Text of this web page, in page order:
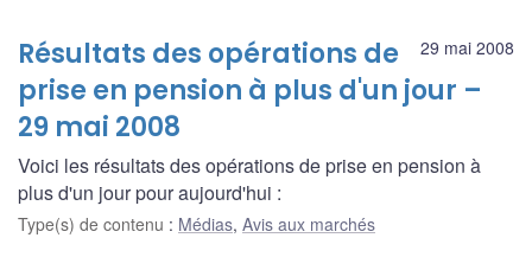
29 mai 2008
Résultats des opérations de
prise en pension à plus d'un jour –
29 mai 2008
Voici les résultats des opérations de prise en pension à
plus d'un jour pour aujourd'hui :
Type(s) de contenu : Médias, Avis aux marchés